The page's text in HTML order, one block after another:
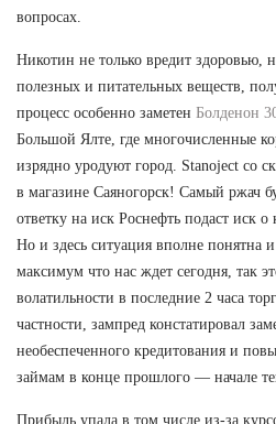
вопросах.
Никотин не только вредит здоровью,
полезных и питательных веществ,
процесс особенно заметен Болденон
Большой Ялте, где многочисленные
изрядно уродуют город. Stanoject со
в магазине Саяногорск! Самый ржач
ответку на иск Роснефть подаст иск о
Но и здесь ситуация вполне понятна
максимум что нас ждет сегодня, так
волатильности в последние 2 часа
частности, зампред констатировал
необеспеченного кредитования и
займам в конце прошлого — начале
Прибыль упала в том числе из-за